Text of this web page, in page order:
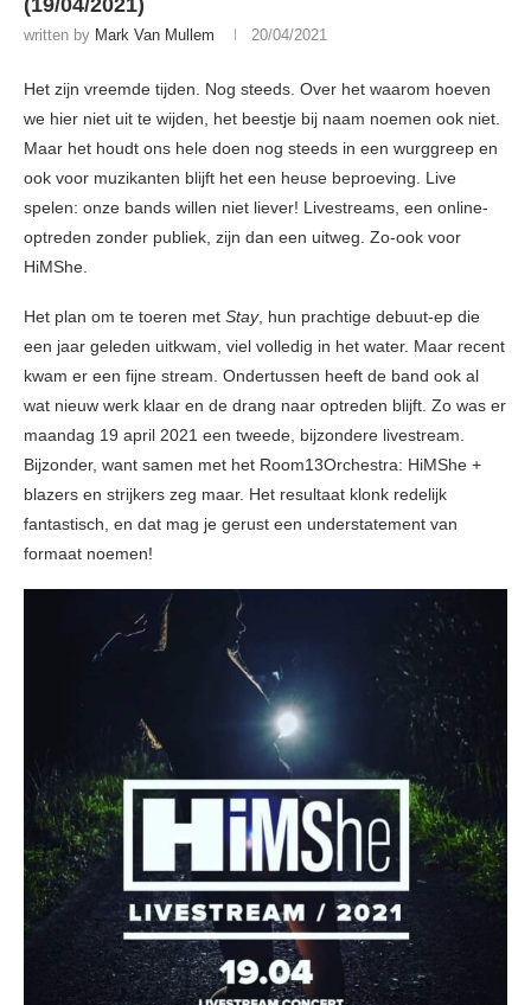
(19/04/2021)
written by Mark Van Mullem 20/04/2021
Het zijn vreemde tijden. Nog steeds. Over het waarom hoeven
we hier niet uit te wijden, het beestje bij naam noemen ook niet.
Maar het houdt ons hele doen nog steeds in een wurggreep en
ook voor muzikanten blijft het een heuse beproeving. Live
spelen: onze bands willen niet liever! Livestreams, een online-
optreden zonder publiek, zijn dan een uitweg. Zo-ook voor
HiMShe.
Het plan om te toeren met Stay, hun prachtige debuut-ep die
een jaar geleden uitkwam, viel volledig in het water. Maar recent
kwam er een fijne stream. Ondertussen heeft de band ook al
wat nieuw werk klaar en de drang naar optreden blijft. Zo was er
maandag 19 april 2021 een tweede, bijzondere livestream.
Bijzonder, want samen met het Room13Orchestra: HiMShe +
blazers en strijkers zeg maar. Het resultaat klonk redelijk
fantastisch, en dat mag je gerust een understatement van
formaat noemen!